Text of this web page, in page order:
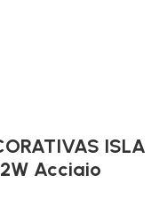
ISLA
Acciaio